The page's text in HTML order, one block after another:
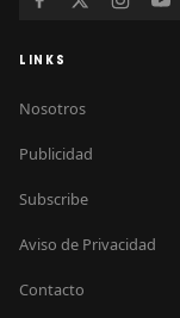
LINKS
Nosotros
Publicidad
Subscribe
Aviso de Privacidad
Contacto